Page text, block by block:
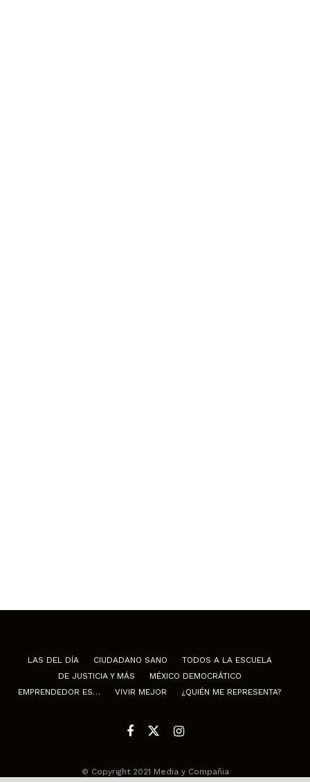
LAS DEL DÍA CIUDADANO SANO
TODOS A LA ESCUELA
DE JUSTICIA Y MÁS
MÉXICO DEMOCRÁTICO
EMPRENDEDOR ES…
VIVIR MEJOR ¿QUIÉN ME REPRESENTA?
© Copyright 2021 Media y Compañia